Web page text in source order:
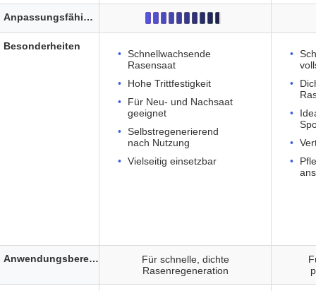
Schnellwachsende
Rasensaat
Hohe Trittfestigkeit
Für Neu- und Nachsaat
geeignet
Selbstregenerierend
nach Nutzung
Vielseitig einsetzbar
Für schnelle, dichte
Rasenregeneration
Anpassungsfähigkeit
Besonderheiten
Anwendungsbereich